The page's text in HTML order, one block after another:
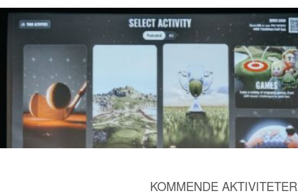
KOMMENDE AKTIVITETER